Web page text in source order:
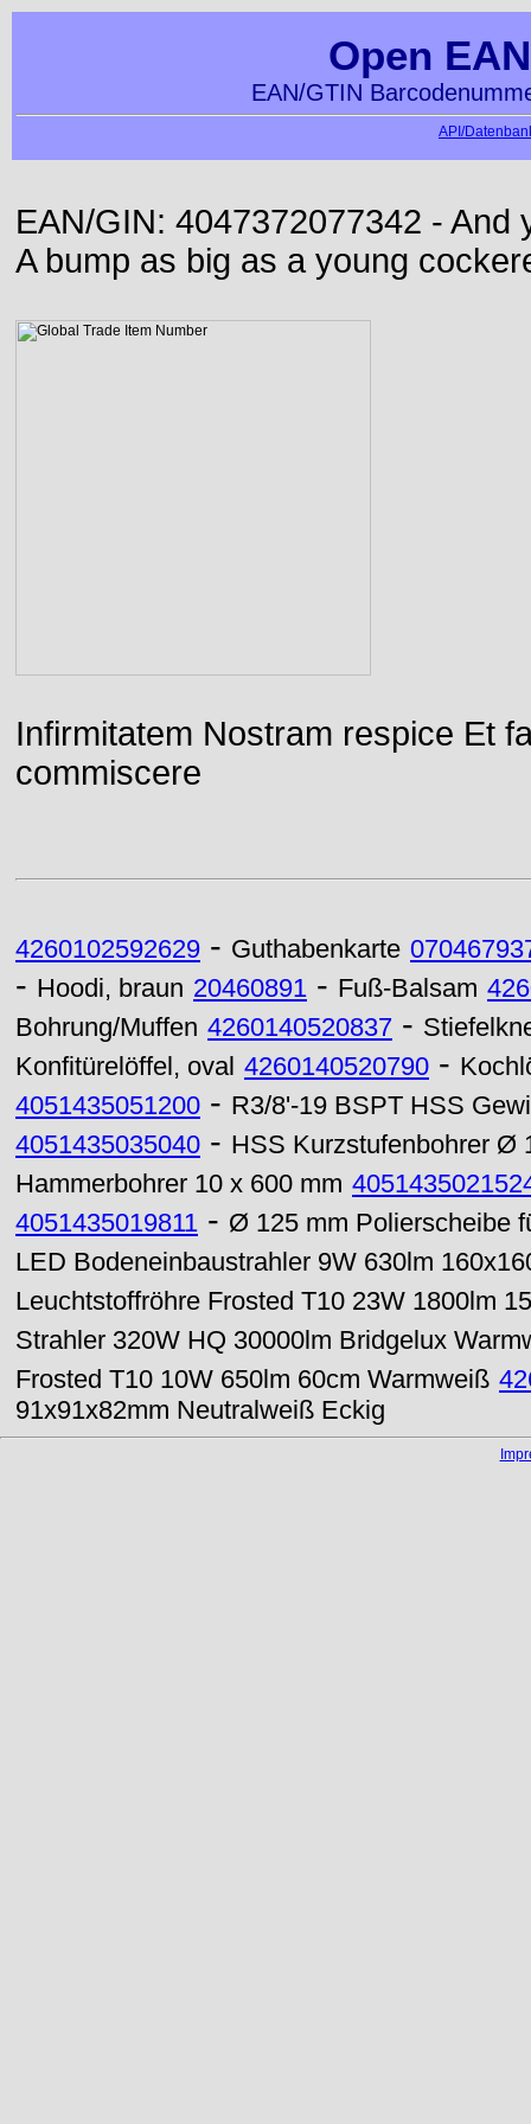
Open
EAN/GTIN
API/
EAN/GIN: 4047372077342 -
A bump as big as a young
Infirmitatem Nostram respice Et
commiscere
4260102592629 - Guthabenkarte
- Hoodi, braun 20460891 - Fuß-Balsam
Bohrung/Muffen 4260140520837 -
Konfitürelöffel, oval 4260140520790 -
4051435051200 - R3/8'-19 BSPT HSS
4051435035040 - HSS Kurzstufenbohrer Ø
Hammerbohrer 10 x 600 mm
4051435019811 - Ø 125 mm Polierscheibe
LED Bodeneinbaustrahler 9W 630lm
Leuchtstoffröhre Frosted T10 23W 1800lm
Strahler 320W HQ 30000lm Bridgelux
Frosted T10 10W 650lm 60cm Warmweiß
91x91x82mm Neutralweiß Eckig